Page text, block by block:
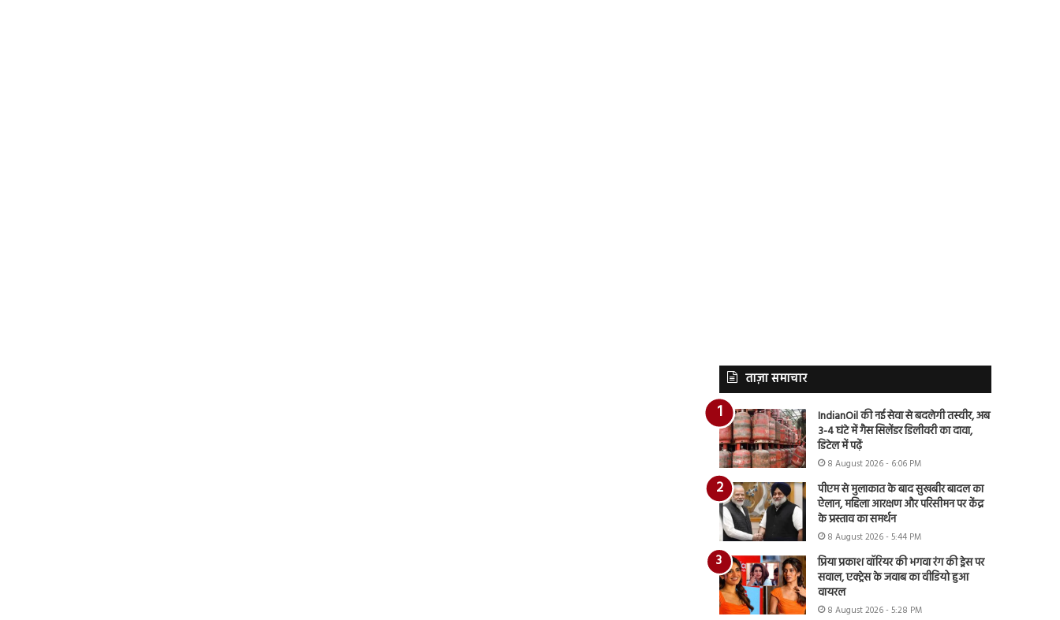
ताज़ा समाचार
IndianOil की नई सेवा से बदलेगी तस्वीर, अब
3-4 घंटे में गैस सिलेंडर डिलीवरी का दावा,
डिटेल में पढ़ें
8 August 2026 - 6:06 PM
पीएम से मुलाकात के बाद सुखबीर बादल का
ऐलान, महिला आरक्षण और परिसीमन पर केंद्र
के प्रस्ताव का समर्थन
8 August 2026 - 5:44 PM
प्रिया प्रकाश वॉरियर की भगवा रंग की ड्रेस पर
सवाल, एक्ट्रेस के जवाब का वीडियो हुआ
वायरल
8 August 2026 - 5:28 PM